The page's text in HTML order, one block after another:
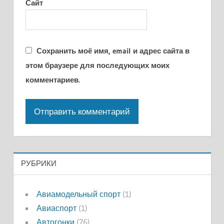
Сайт
Сохранить моё имя, email и адрес сайта в
этом браузере для последующих моих
комментариев.
РУБРИКИ
Авиамодельный спорт(1)
Авиаспорт(1)
Автогонки (76)